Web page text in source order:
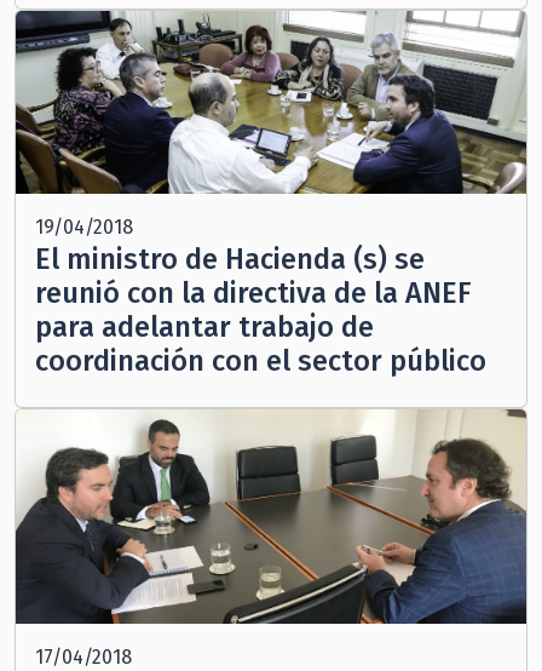
19/04/2018
El ministro de Hacienda (s) se
reunió con la directiva de la ANEF
para adelantar trabajo de
coordinación con el sector público
17/04/2018